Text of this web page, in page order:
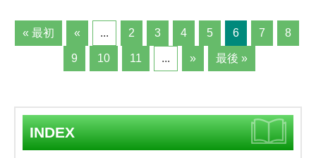
INDEX
« 最初 « ... 2 3 4 5 6 7 8
9 10 11 ... » 最後 »